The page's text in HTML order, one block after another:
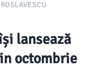
lansează
octombrie